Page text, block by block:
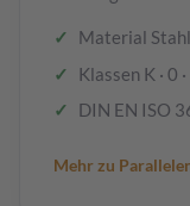
Material Stahl
Klassen K · 0 ·
DIN EN ISO
Mehr zu